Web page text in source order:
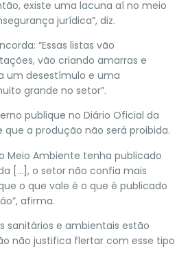
existe uma lacuna aí no meio
jurídica”, diz.
“Essas listas vão
vão criando amarras e
um desestímulo e uma
grande no setor”.
publique no Diário Oficial da
que a produção não será proibida.
Meio Ambiente tenha publicado
[…], o setor não confia mais
o que vale é o que é publicado
afirma.
sanitários e ambientais estão
não justifica flertar com esse tipo